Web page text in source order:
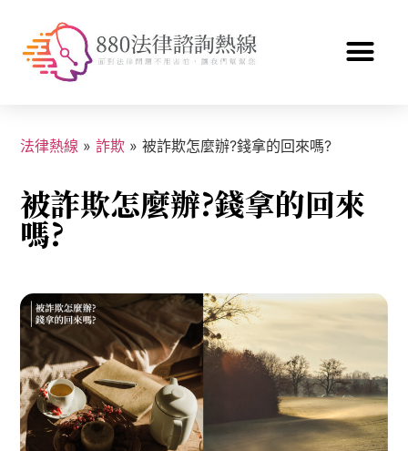
法律熱線 »詐欺 »被詐欺怎麼辦?錢拿的回來嗎?
被詐欺怎麼辦?錢拿的回來
嗎?